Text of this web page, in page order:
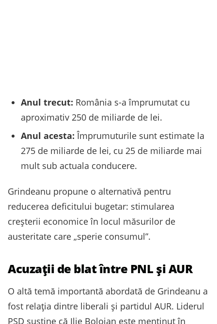
Anul trecut: România s-a împrumutat cu
aproximativ 250 de miliarde de lei.
Anul acesta: Împrumuturile sunt estimate la
275 de miliarde de lei, cu 25 de miliarde mai
mult sub actuala conducere.
Grindeanu propune o alternativă pentru
reducerea deficitului bugetar: stimularea
creșterii economice în locul măsurilor de
austeritate care „sperie consumul”.
Acuzații de blat între PNL și AUR
O altă temă importantă abordată de Grindeanu a
fost relația dintre liberali și partidul AUR. Liderul
PSD susține că Ilie Bolojan este menținut în